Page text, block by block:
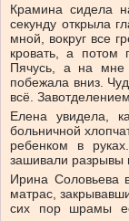
Крамина сидела
секунду открыла
мной, вокруг все
кровать, а потом
Пячусь, а на мне
побежала вниз.
всё.
Елена увидела,
больничной
ребенком в
зашивали разрывы
Ирина Соловьева
матрас,
сих пор шрамы